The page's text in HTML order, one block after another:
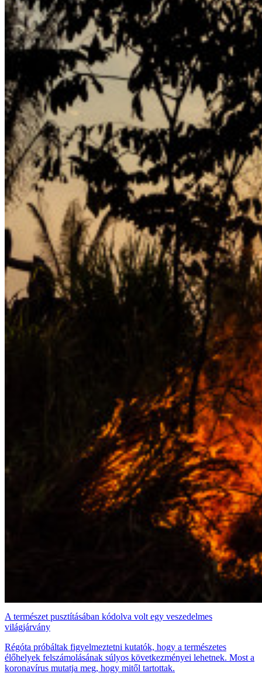
A természet pusztításában kódolva volt egy veszedelmes
világjárvány
Régóta próbáltak figyelmeztetni kutatók, hogy a természetes
élőhelyek felszámolásának súlyos következményei lehetnek. Most a
koronavírus mutatja meg, hogy mitől tartottak.